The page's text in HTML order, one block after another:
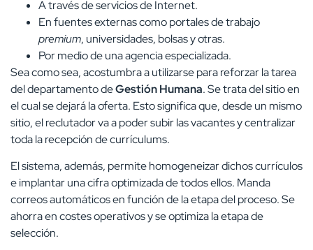
A través de servicios de Internet.
En fuentes externas como portales de trabajo
premium, universidades, bolsas y otras.
Por medio de una agencia especializada.
Sea como sea, acostumbra a utilizarse para reforzar la tarea
del departamento deGestión Humana. Se trata del sitio en
el cual se dejará la oferta. Esto significa que, desde un mismo
sitio, el reclutador va a poder subir las vacantes y centralizar
toda la recepción de currículums.
El sistema, además, permite homogeneizar dichos currículos
e implantar una cifra optimizada de todos ellos. Manda
correos automáticos en función de la etapa del proceso. Se
ahorra en costes operativos y se optimiza la etapa de
selección.